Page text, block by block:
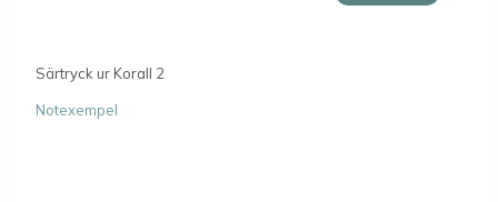
Särtryck ur Korall 2
Notexempel